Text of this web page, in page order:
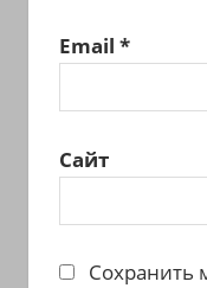
Email *
Сайт
Сохранить